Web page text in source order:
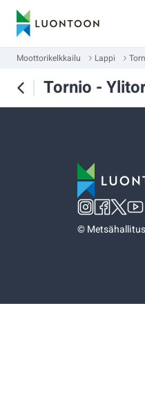
Moottorikelkkailu Lappi
Tornio -
©